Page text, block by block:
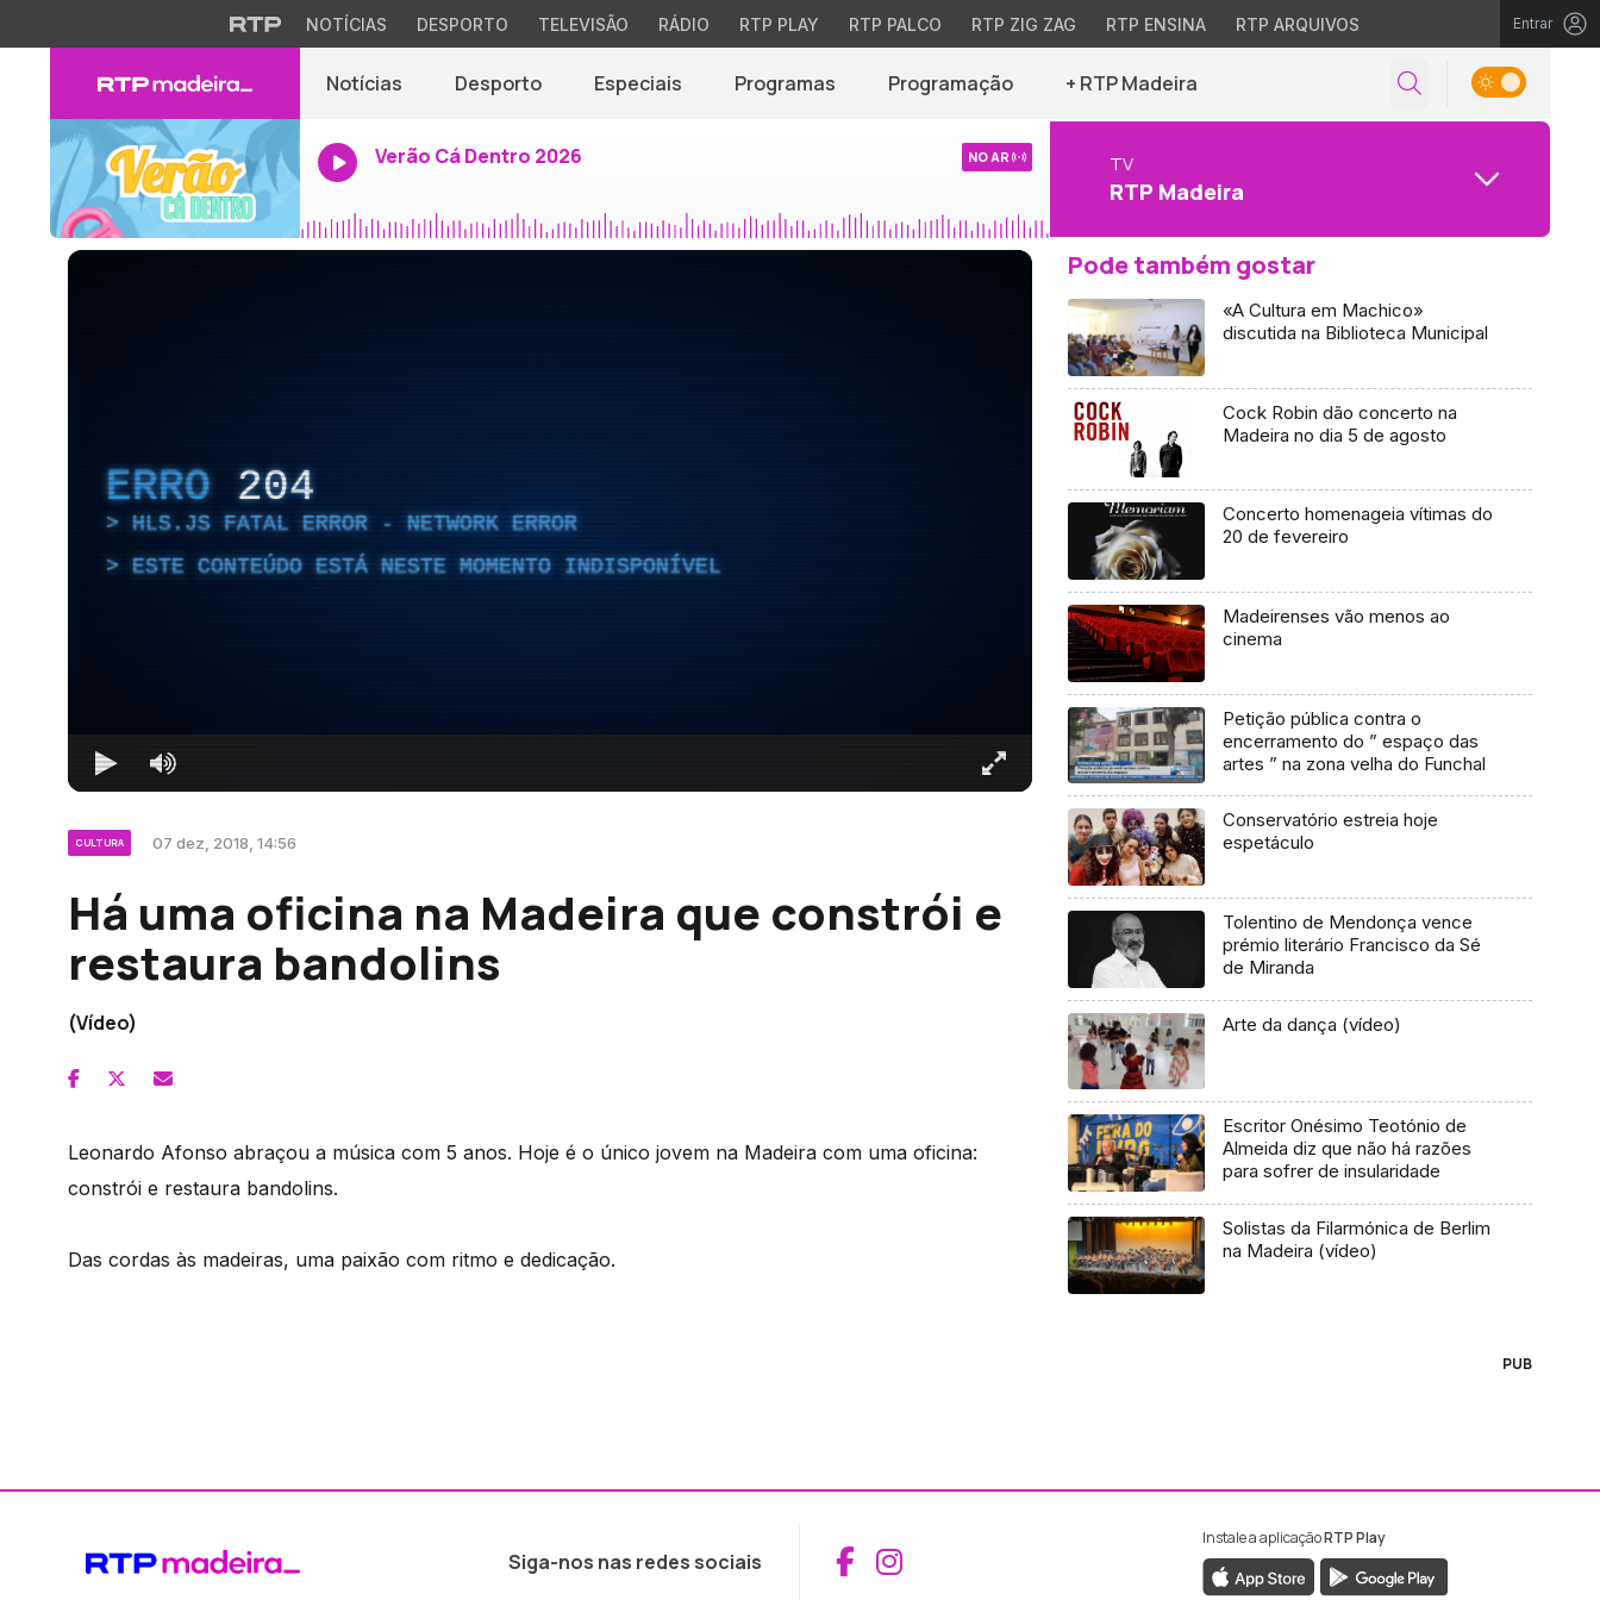
NOTÍCIAS DESPORTO TELEVISÃO RÁDIO RTP PLAY RTP PALCO RTP ZIG ZAG RTP ENSINA RTP ARQUIVOS Entrar
Notícias Desporto Especiais Programas Programação + RTP Madeira
Verão Cá Dentro 2026 NO AR TV
RTP Madeira
ERRO 204
HLS.JS FATAL ERROR - NETWORK ERROR
ESTE CONTEÚDO ESTÁ NESTE MOMENTO INDISPONÍVEL
CULTURA 07 dez, 2018, 14:56
Há uma oficina na Madeira que constrói e
restaura bandolins
(Vídeo)
Leonardo Afonso abraçou a música com 5 anos. Hoje é o único jovem na Madeira com uma oficina:
constrói e restaura bandolins.
Das cordas às madeiras, uma paixão com ritmo e dedicação.
Pode também gostar
«A Cultura em Machico»
discutida na Biblioteca Municipal
Cock Robin dão concerto na
Madeira no dia 5 de agosto
Concerto homenageia vítimas do
20 de fevereiro
Madeirenses vão menos ao
cinema
Petição pública contra o
encerramento do ” espaço das
artes ” na zona velha do Funchal
Conservatório estreia hoje
espetáculo
Tolentino de Mendonça vence
prémio literário Francisco da Sé
de Miranda
Arte da dança (vídeo)
Escritor Onésimo Teotónio de
Almeida diz que não há razões
para sofrer de insularidade
Solistas da Filarmónica de Berlim
na Madeira (vídeo)
PUB
Siga-nos nas redes sociais Aceder ao Facebook da RTP Madeira
Aceder ao Instagram da RTP Madeira
Instale a aplicaçãoRTP Play